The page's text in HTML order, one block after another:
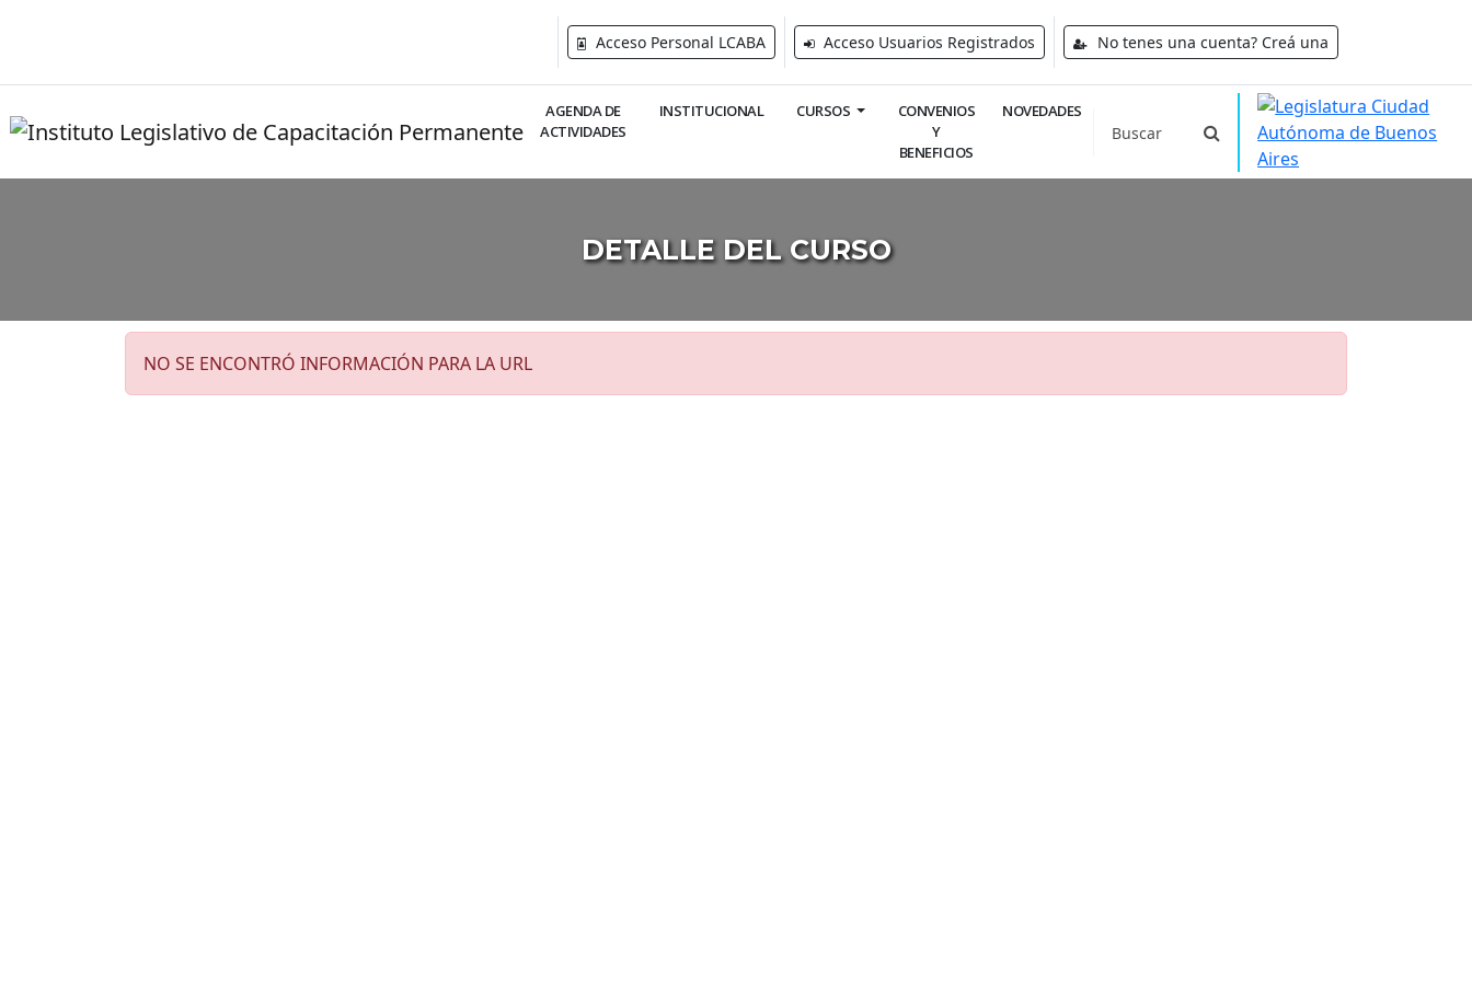
Acceso Personal LCABA Acceso Usuarios Registrados No tenes una cuenta? Creá una
AGENDA DE
ACTIVIDADES
INSTITUCIONAL CURSOS
CONVENIOS
Y
BENEFICIOS
NOVEDADES
DETALLE DEL CURSO
NO SE ENCONTRÓ INFORMACIÓN PARA LA URL